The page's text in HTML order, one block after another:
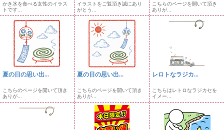
かき氷を食べる女性のイラス
トです...
イラストをご覧頂き誠にあり
がとう...
こちらのページを開いて頂き
ありが...
夏の日の思い出...
こちらのページを開いて頂き
ありが...
夏の日の思い出...
こちらのページを開いて頂き
ありが...
レロトなラジカ...
こちらはレトロなラジカセを
イメー...